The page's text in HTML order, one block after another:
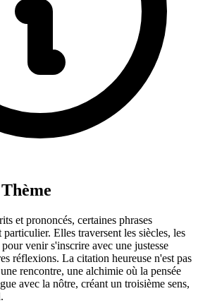
et prononcés, certaines phrases
Elles traversent les siècles, les
venir s'inscrire avec une justesse
réflexions. La citation heureuse n'est pas
rencontre, une alchimie où la pensée
avec la nôtre, créant un troisième sens,